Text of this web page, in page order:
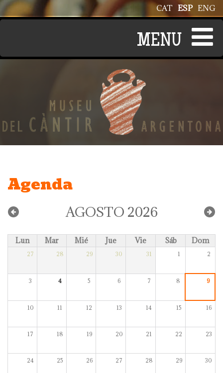
Pasar al contenido principal ENG
ESP
CAT
Agenda
AGOSTO 2026
Lun Mar Mié Jue Vie Sáb Dom
27 28 29 30 31 1 2
3 4 5 6 7 8 9
10 11 12 13 14 15 16
17 18 19 20 21 22 23
24 25 26 27 28 29 30